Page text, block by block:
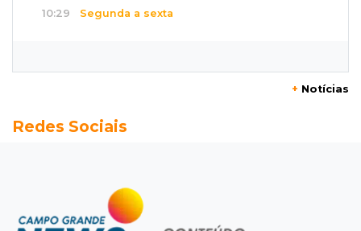
10:29 Segunda a sexta
Rastreamento de celulares levou polícia até
Lazer e atividade física
Além de datas especiais, domingos no parque
+ Notícias
Redes Sociais